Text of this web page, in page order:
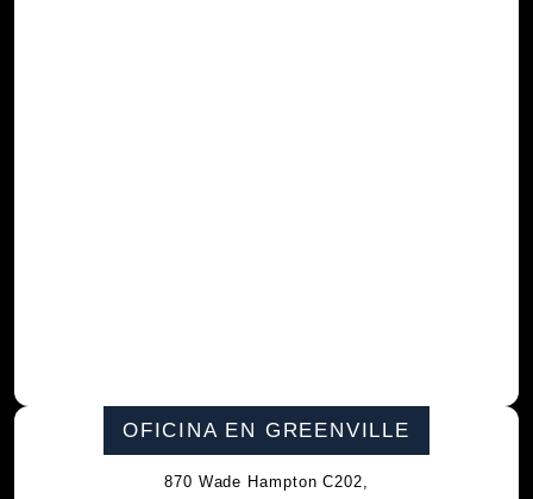
OFICINA EN GREENVILLE
870 Wade Hampton C202,